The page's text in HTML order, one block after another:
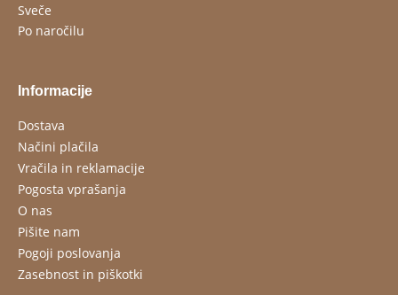
Sveče
Po naročilu
Informacije
Dostava
Načini plačila
Vračila in reklamacije
Pogosta vprašanja
O nas
Pišite nam
Pogoji poslovanja
Zasebnost in piškotki